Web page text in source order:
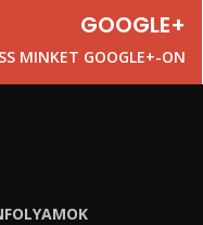
GOOGLE+
MINKET GOOGLE+-ON